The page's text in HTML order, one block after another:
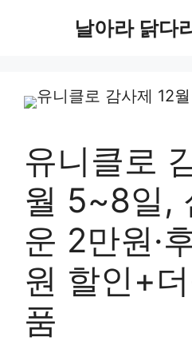
날아라 닭다
유니클로
월 5~8일,
운 2만원·
원 할인+
품